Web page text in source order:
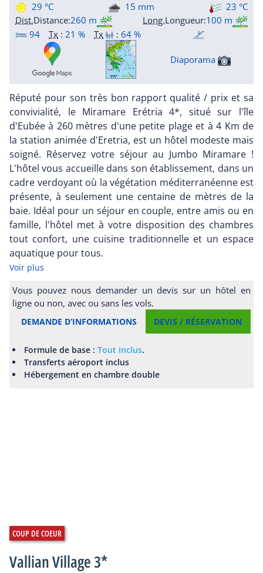
29 °C 15 mm
23 °C
Dist.Distance:260 m Long.Longueur:100 m
94
Tx : 21 % Tx :64 %
Diaporama
Réputé pour son très bon rapport qualité / prix et sa
convivialité, le Miramare Erétria 4*, situé sur l'île
d'Eubée à 260 mètres d'une petite plage et à 4 Km de
la station animée d'Eretria, est un hôtel modeste mais
soigné. Réservez votre séjour au Jumbo Miramare !
L'hôtel vous accueille dans son établissement, dans un
cadre verdoyant où la végétation méditerranéenne est
présente, à seulement une centaine de mètres de la
baie. Idéal pour un séjour en couple, entre amis ou en
famille, l'hôtel met à votre disposition des chambres
tout confort, une cuisine traditionnelle et un espace
aquatique pour tous.
Voir plus
Vous pouvez nous demander un devis sur un hôtel en
ligne ou non, avec ou sans les vols.
DEMANDE D’INFORMATIONS DEVIS / RÉSERVATION
Formule de base :Tout inclus.
Transferts aéroport inclus
Hébergement en chambre double
Vallian Village 3*